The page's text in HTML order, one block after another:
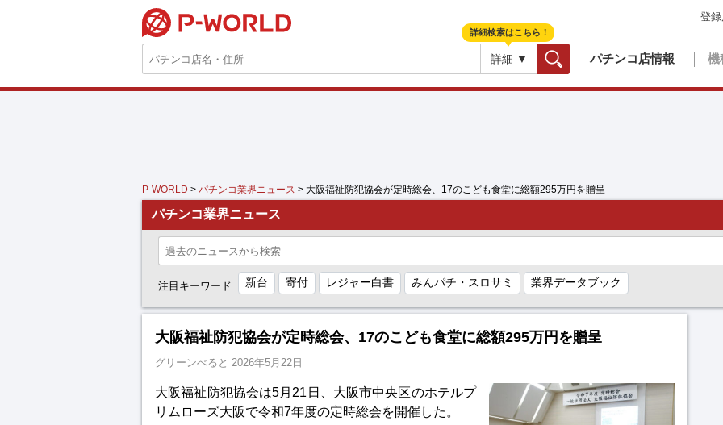
詳細 ▼ パチンコ店情報 機
登
詳細検索はこちら！
P-WORLD > パチンコ業界ニュース > 大阪福祉防犯協会が定時総会、17のこども食堂に総額295万円を贈呈
パチンコ業界ニュース
注目キーワード 新台 寄付 レジャー白書 みんパチ・スロサミ 業界データブック
大阪福祉防犯協会が定時総会、17のこども食堂に総額295万円を贈呈
グリーンべると 2026年5月22日
大阪福祉防犯協会は5月21日、大阪市中央区のホテルプ
リムローズ大阪で令和7年度の定時総会を開催した。